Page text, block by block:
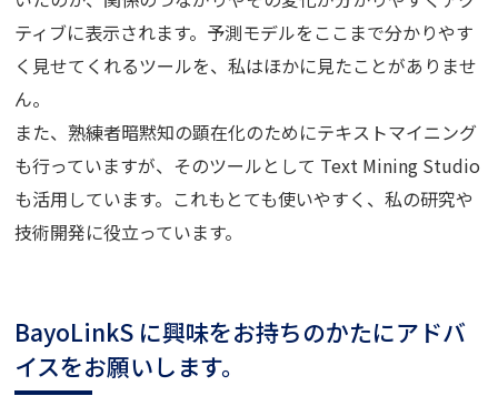
ティブに表示されます。予測モデルをここまで分かりやす
く見せてくれるツールを、私はほかに見たことがありませ
ん。
また、熟練者暗黙知の顕在化のためにテキストマイニング
も行っていますが、そのツールとして Text Mining Studio
も活用しています。これもとても使いやすく、私の研究や
技術開発に役立っています。
BayoLinkS に興味をお持ちのかたにアドバ
イスをお願いします。